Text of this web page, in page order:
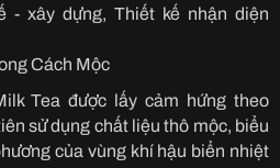
- xây dựng, Thiết kế nhận diện
Cách Mộc
Tea được lấy cảm hứng theo
sử dụng chất liệu thô mộc, biểu
của vùng khí hậu biển nhiệt